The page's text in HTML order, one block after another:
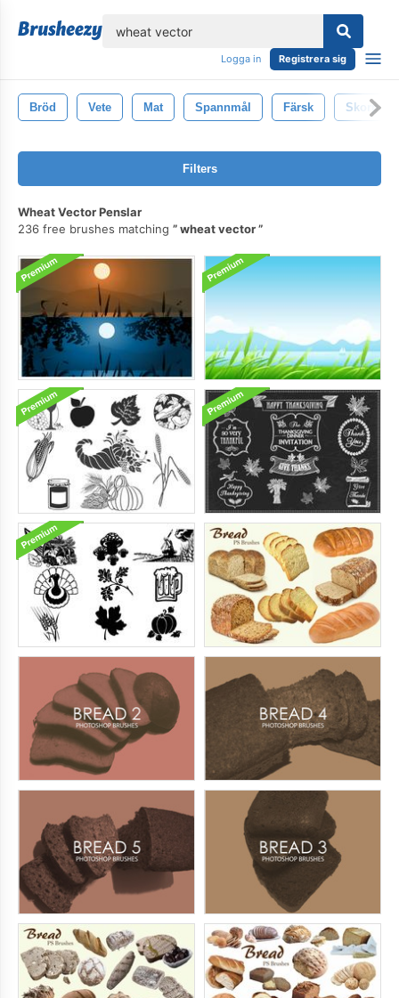
Logga in Registrera sig
Bröd Vete Mat Spannmål Färsk Skorpa
Filters
Wheat Vector Penslar
236 free brushes matching
wheat vector